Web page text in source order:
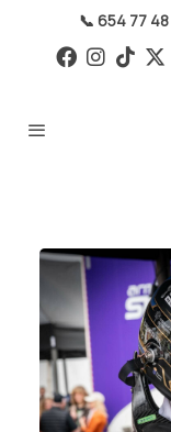
📞 654 77